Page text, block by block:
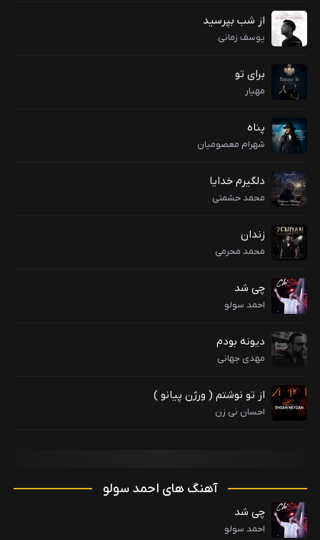
از شب بپرسید
یوسف زمانی
برای تو
مهیار
پناه
شهرام معصومیان
دلگیرم خدایا
محمد حشمتی
زندان
محمد محرمی
چی شد
احمد سولو
دیونه بودم
مهدی جهانی
از تو نوشتم ( ورژن پیانو )
احسان نی زن
آهنگ های احمد سولو
چی شد
احمد سولو